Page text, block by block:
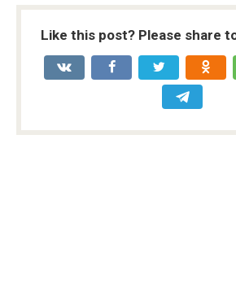
Like this post? Please share